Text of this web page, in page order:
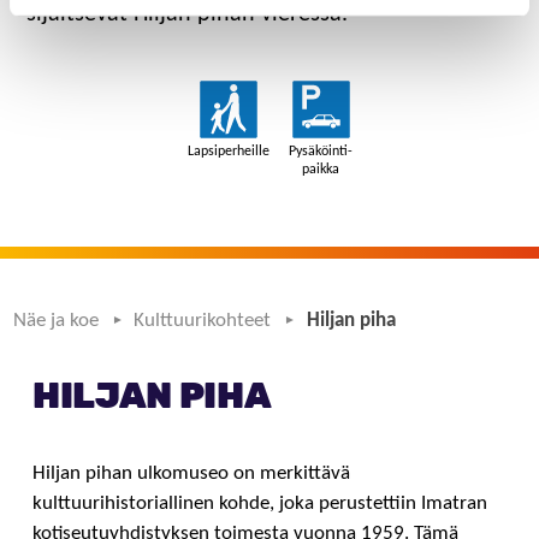
sijaitsevat Hiljan pihan vieressä.
Näe ja koe Kulttuurikohteet Hiljan piha
HILJAN PIHA
Hiljan pihan ulkomuseo on merkittävä
kulttuurihistoriallinen kohde, joka perustettiin Imatran
kotiseutuyhdistyksen toimesta vuonna 1959. Tämä